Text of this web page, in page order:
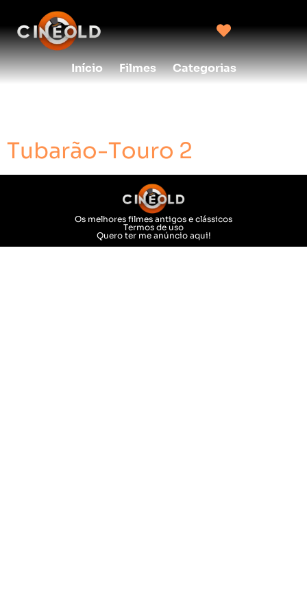
Início Filmes Categorias
Tubarão-Touro 2
Os melhores filmes antigos e clássicos
Termos de uso
Quero ter me anúncio aqui!